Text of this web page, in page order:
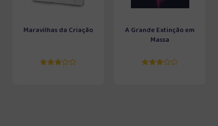
Maravilhas da Criação
A Grande Extinção em
Massa